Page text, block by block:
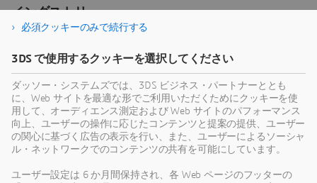
必須クッキーのみで続行する
3DS で使用するクッキーを選択してください
ダッソー・システムズでは、3DS ビジネス・パートナーととも
に、Web サイトを最適な形でご利用いただくためにクッキーを使
用して、オーディエンス測定および Web サイトのパフォーマンス
向上、ユーザーの操作に応じたコンテンツと提案の提供、ユーザー
の関心に基づく広告の表示を行い、また、ユーザーによるソーシャ
ル・ネットワークでのコンテンツの共有を可能にしています。
ユーザー設定は 6 か月間保持され、各 Web ページのフッターの